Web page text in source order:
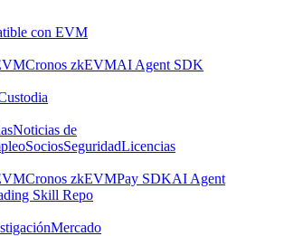
con EVM
Cronos zkEVMAI Agent SDK
Noticias de
SociosSeguridadLicencias
Cronos zkEVMPay SDKAI Agent
Skill Repo
Mercado